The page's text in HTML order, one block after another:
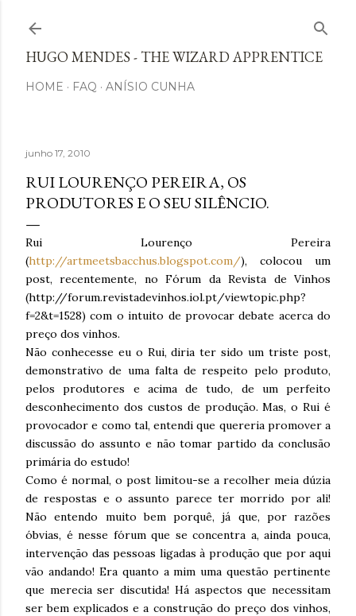
HUGO MENDES - THE WIZARD APPRENTICE
HOME FAQ ANÍSIO CUNHA
junho 17, 2010
RUI LOURENÇO PEREIRA, OS
PRODUTORES E O SEU SILÊNCIO.
Rui Lourenço Pereira
(http://artmeetsbacchus.blogspot.com/), colocou um
post, recentemente, no Fórum da Revista de Vinhos
(http://forum.revistadevinhos.iol.pt/viewtopic.php?
f=2&t=1528) com o intuito de provocar debate acerca do
preço dos vinhos.
Não conhecesse eu o Rui, diria ter sido um triste post,
demonstrativo de uma falta de respeito pelo produto,
pelos produtores e acima de tudo, de um perfeito
desconhecimento dos custos de produção. Mas, o Rui é
provocador e como tal, entendi que quereria promover a
discussão do assunto e não tomar partido da conclusão
primária do estudo!
Como é normal, o post limitou-se a recolher meia dúzia
de respostas e o assunto parece ter morrido por ali!
Não entendo muito bem porquê, já que, por razões
óbvias, é nesse fórum que se concentra a, ainda pouca,
intervenção das pessoas ligadas à produção que por aqui
vão andando! Era quanto a mim uma questão pertinente
que merecia ser discutida! Há aspectos que necessitam
ser bem explicados e a construção do preço dos vinhos,